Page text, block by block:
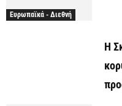
Ευρωπαϊκά - Διεθνή
Η